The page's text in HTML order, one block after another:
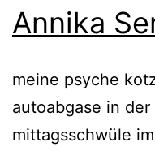
Annika
meine psyche
autoabgase in
mittagsschwüle